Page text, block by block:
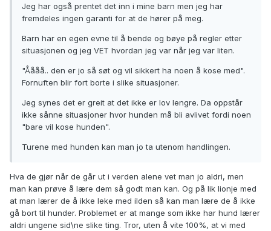
Jeg har også prentet det inn i mine barn men jeg har
fremdeles ingen garanti for at de hører på meg.
Barn har en egen evne til å bende og bøye på regler etter
situasjonen og jeg VET hvordan jeg var når jeg var liten.
"Åååå.. den er jo så søt og vil sikkert ha noen å kose med".
Fornuften blir fort borte i slike situasjoner.
Jeg synes det er greit at det ikke er lov lengre. Da oppstår
ikke sånne situasjoner hvor hunden må bli avlivet fordi noen
"bare vil kose hunden".
Turene med hunden kan man jo ta utenom handlingen.
Hva de gjør når de går ut i verden alene vet man jo aldri, men
man kan prøve å lære dem så godt man kan. Og på lik lionje med
at man lærer de å ikke leke med ilden så kan man lære de å ikke
gå bort til hunder. Problemet er at mange som ikke har hund lærer
aldri ungene sid\ne slike ting. Tror, uten å vite 100%, at vi med